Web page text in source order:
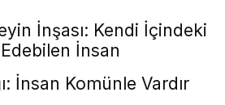
İnşası: Kendi İçindeki
İnsan
İnsan Komünle Vardır